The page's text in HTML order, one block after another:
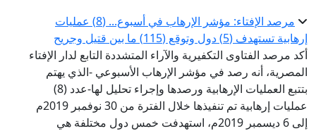
مرصد الإفتاء: مؤشر الإرهاب في أسبوع... (8) عمليات
إرهابية تستهدف (5) دول وتوقع (115) ما بين قتيل وجريح
أكد مرصد الفتاوى التكفيرية والآراء المتشددة التابع لدار الإفتاء
المصرية، أنه رصد في مؤشر الإرهاب الأسبوعي -الذي يهتم
بتتبع العمليات الإرهابية ورصدها وإجراء تحليل لها-عدد (8)
عمليات إرهابية تم تنفيذها خلال الفترة من 30 نوفمبر 2019م
إلى 6 ديسمبر 2019م، استهدفت خمس دول مختلفة هي